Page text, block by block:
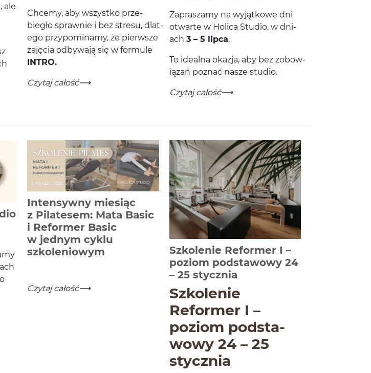
do Siebie?
ale
Twojej przygody z pilatesem na reformerze
Chcemy, aby wszys­tko prze­
biegło sprawnie i bez stresu, dlat­
ego przy­pom­i­namy, że pier­wsze
zaję­cia odby­wają się w for­mule
INTRO.
TWÓJ PIERWSZY RAZ W NASZYM STUDIU?
-Czytaj całość
Zapraszamy na wyjątkowe dni
otwarte w Holica Stu­dio, w dni­
ach 3– 5 lipca.
To ide­alna okazja, aby bez zobow­
iązań poz­nać nasze studio.
OPEN DAYS W NASZYM HOLICA STUDIO
-Czytaj całość
całość
pilates BASIC i ADVANCED
Intensywny miesiąc
z Pilatesem: Mata Basic
i Reformer Basic
w jednym cyklu
szkoleniowym Czytaj całość
Intensywny miesiąc z Pilatesem: Mata Basic i Reformer Basic w jednym cyklu
-Czytaj całość
Szkolenie Reformer I –
poziom podstawowy 24
– 25 stycznia-Czytaj całość
Szkole­nie
Reformer I –
poziom pod­sta­
wowy 24– 25
stycznia